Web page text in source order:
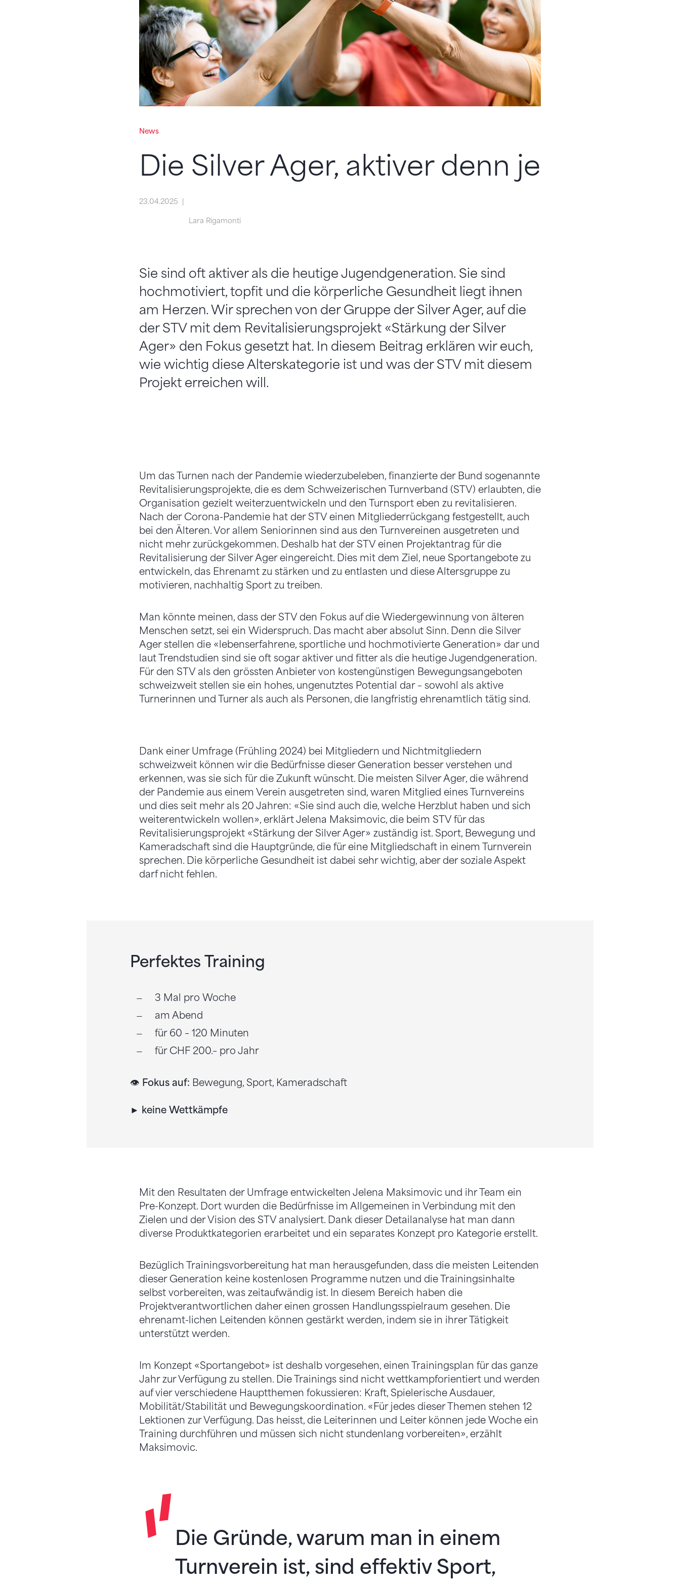
News
Die Silver Ager, aktiver denn je
23.04.2025
Lara Rigamonti
Sie sind oft aktiver als die heutige Jugendgeneration. Sie sind
hochmotiviert, topfit und die körperliche Gesundheit liegt ihnen
am Herzen. Wir sprechen von der Gruppe der Silver Ager, auf die
der STV mit dem Revitalisierungsprojekt «Stärkung der Silver
Ager» den Fokus gesetzt hat. In diesem Beitrag erklären wir euch,
wie wichtig diese Alterskategorie ist und was der STV mit diesem
Projekt erreichen will.
Um das Turnen nach der Pandemie wiederzu­beleben, finanzierte der Bund sogenannte
Revitalisierungsprojekte, die es dem Schweizeri­schen Turnverband (STV) erlaubten, die
Organisation gezielt weiterzuentwickeln und den Turnsport eben zu revitalisieren.
Nach der Corona-Pandemie hat der STV einen Mitglie­derrückgang festgestellt, auch
bei den Älteren. Vor allem Seniorinnen sind aus den Turnverei­nen ausgetreten und
nicht mehr zurückgekom­men. Deshalb hat der STV einen Projektantrag für die
Revitalisierung der Silver Ager einge­reicht. Dies mit dem Ziel, neue Sportangebote zu
entwickeln, das Ehrenamt zu stärken und zu entlasten und diese Altersgruppe zu
motivieren, nachhaltig Sport zu treiben.
Man könnte meinen, dass der STV den Fokus auf die Wiedergewinnung von älteren
Men­schen setzt, sei ein Widerspruch. Das macht aber absolut Sinn. Denn die Silver
Ager stellen die «lebenserfahrene, sportliche und hochmoti­vierte Generation» dar und
laut Trendstudien sind sie oft sogar aktiver und fitter als die heuti­ge Jugendgeneration.
Für den STV als den grössten Anbieter von kostengünstigen Bewe­gungsangeboten
schweizweit stellen sie ein hohes, ungenutztes Potential dar – sowohl als aktive
Turnerinnen und Turner als auch als Per­sonen, die langfristig ehrenamtlich tätig sind.
Dank einer Umfrage (Frühling 2024) bei Mitglie­dern und Nichtmitgliedern
schweizweit können wir die Bedürfnisse dieser Generation besser verstehen und
erkennen, was sie sich für die Zukunft wünscht. Die meisten Silver Ager, die während
der Pandemie aus einem Verein aus­getreten sind, waren Mitglied eines Turnvereins
und dies seit mehr als 20 Jahren: «Sie sind auch die, welche Herzblut haben und sich
weiterent­wickeln wollen», erklärt Jelena Maksimovic, die beim STV für das
Revitalisierungsprojekt «Stär­kung der Silver Ager» zuständig ist. Sport, Bewegung und
Kameradschaft sind die Haupt­gründe, die für eine Mitgliedschaft in einem Turnverein
sprechen. Die körperliche Gesund­heit ist dabei sehr wichtig, aber der soziale As­pekt
darf nicht fehlen.
Perfektes Training
3 Mal pro Woche
am Abend
für 60 – 120 Minuten
für CHF 200.– pro Jahr
👁 Fokus auf: Bewegung, Sport, Kameradschaft
► keine Wettkämpfe
Mit den Resultaten der Umfrage entwickelten Jelena Maksimovic und ihr Team ein
Pre-Kon­zept. Dort wurden die Bedürfnisse im Allgemei­nen in Verbindung mit den
Zielen und der Visi­on des STV analysiert. Dank dieser Detailanalyse hat man dann
diverse Produktkategorien erar­beitet und ein separates Konzept pro Kategorie erstellt.
Bezüglich Trainingsvorbereitung hat man her­ausgefunden, dass die meisten Leitenden
dieser Generation keine kostenlosen Programme nut­zen und die Trainingsinhalte
selbst vorbereiten, was zeitaufwändig ist. In diesem Bereich haben die
Projektverantwortlichen daher einen grossen Handlungsspielraum gesehen. Die
ehrenamt-lichen Leitenden können gestärkt werden, indem sie in ihrer Tätigkeit
unterstützt werden.
Im Konzept «Sportangebot» ist deshalb vorge­sehen, einen Trainingsplan für das ganze
Jahr zur Verfügung zu stellen. Die Trainings sind nicht wettkampforientiert und werden
auf vier ver­schiedene Hauptthemen fokussieren: Kraft, Spielerische Ausdauer,
Mobilität/Stabilität und Bewegungskoordination. «Für jedes dieser Themen stehen 12
Lektionen zur Verfügung. Das heisst, die Leiterinnen und Leiter können jede Woche ein
Training durchführen und müssen sich nicht stundenlang vorbereiten», erzählt
Maksimovic.
Die Gründe, warum man in einem
Turnverein ist, sind effektiv Sport,